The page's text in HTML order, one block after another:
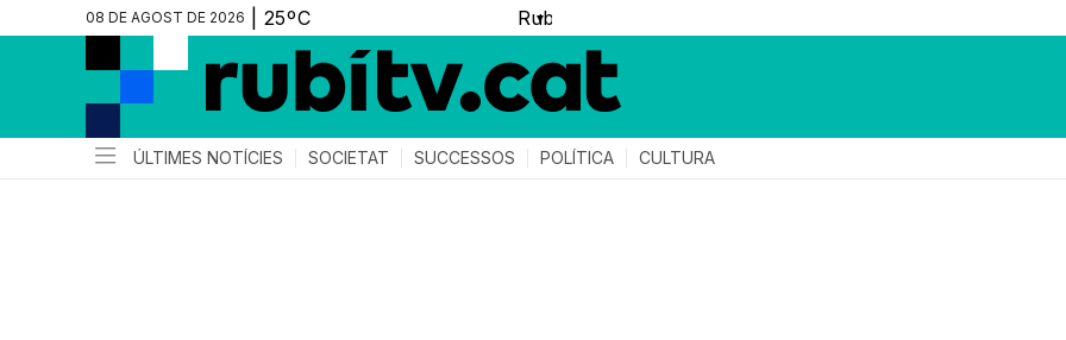
08 DE AGOST DE 2026 ▼
ÚLTIMES NOTÍCIES SOCIETAT SUCCESSOS POLÍTICA CULTURA